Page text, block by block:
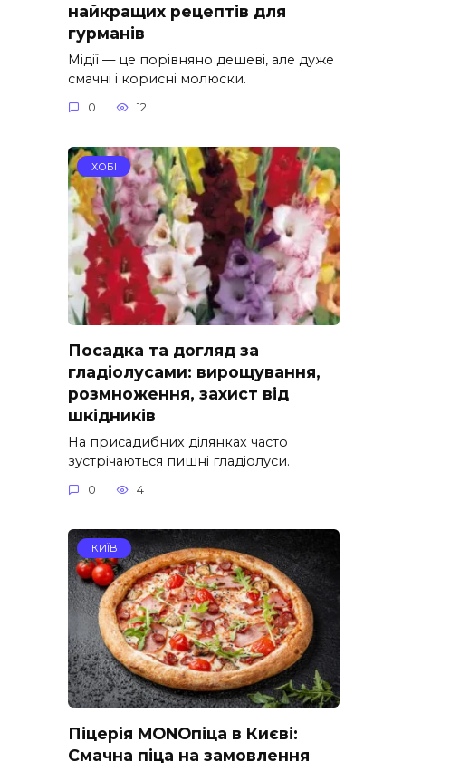
найкращих рецептів для
гурманів
Мідії — це порівняно дешеві, але дуже
смачні і корисні молюски.
0 12
ХОБІ
Посадка та догляд за
гладіолусами: вирощування,
розмноження, захист від
шкідників
На присадибних ділянках часто
зустрічаються пишні гладіолуси.
0 4
КИЇВ
Піцерія MONOпіца в Києві:
Смачна піца на замовлення